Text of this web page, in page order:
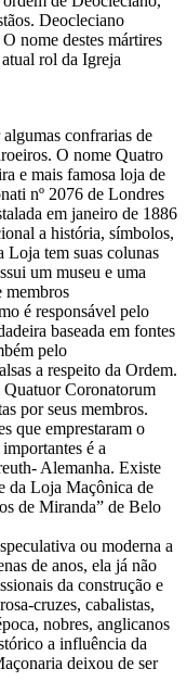
Deocleciano
nome destes mártires
rol da Igreja
confrarias de
O nome Quatro
e mais famosa loja de
nº 2076 de Londres
em janeiro de 1886
a história, símbolos,
Loja tem suas colunas
um museu e uma
membros
é responsável pelo
baseada em fontes
pelo
a respeito da Ordem.
Coronatorum
por seus membros.
que emprestaram o
é a
Alemanha. Existe
da Loja Maçônica de
de Miranda” de Belo
ou moderna a
de anos, ela já não
da construção e
cruzes, cabalistas,
nobres, anglicanos
a influência da
deixou de ser